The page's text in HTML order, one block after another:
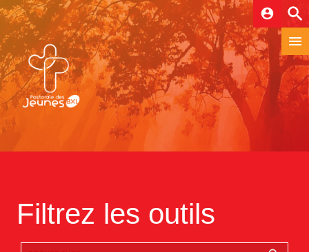
account_circle
Filtrez les outils